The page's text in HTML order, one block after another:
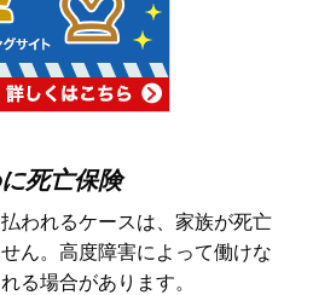
死亡保険
われるケースは、家族が死亡
ん。高度障害によって働けな
る場合があります。